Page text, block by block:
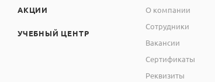
АКЦИИ
УЧЕБНЫЙ ЦЕНТР
О компании
Сотрудники
Вакансии
Сертификаты
Реквизиты